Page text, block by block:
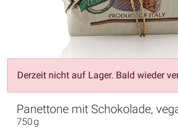
Derzeit nicht auf Lager. Bald wieder
Panettone mit Schokolade,
750 g